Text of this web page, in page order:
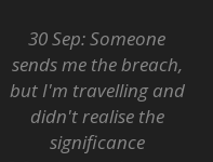
30 Sep: Someone
sends me the breach,
but I'm travelling and
didn't realise the
significance